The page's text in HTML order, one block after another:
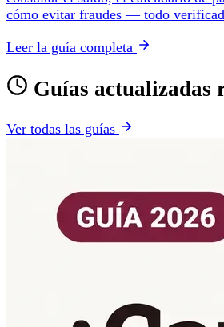
cómo evitar fraudes — todo
Leer la guía completa
Guías actualizadas
Ver todas las guías